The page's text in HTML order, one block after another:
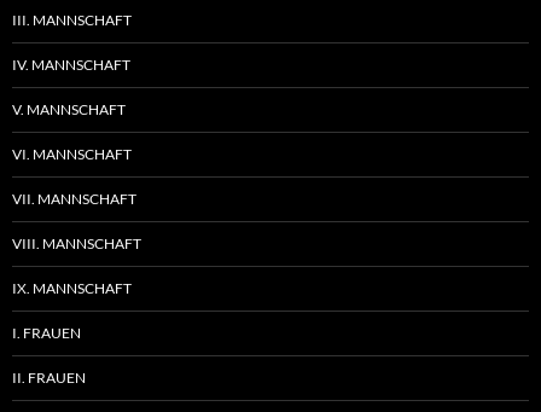
III. MANNSCHAFT
IV. MANNSCHAFT
V. MANNSCHAFT
VI. MANNSCHAFT
VII. MANNSCHAFT
VIII. MANNSCHAFT
IX. MANNSCHAFT
I. FRAUEN
II. FRAUEN